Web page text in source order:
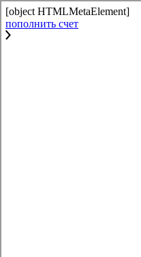
[object HTMLMetaElement]
пополнить счет